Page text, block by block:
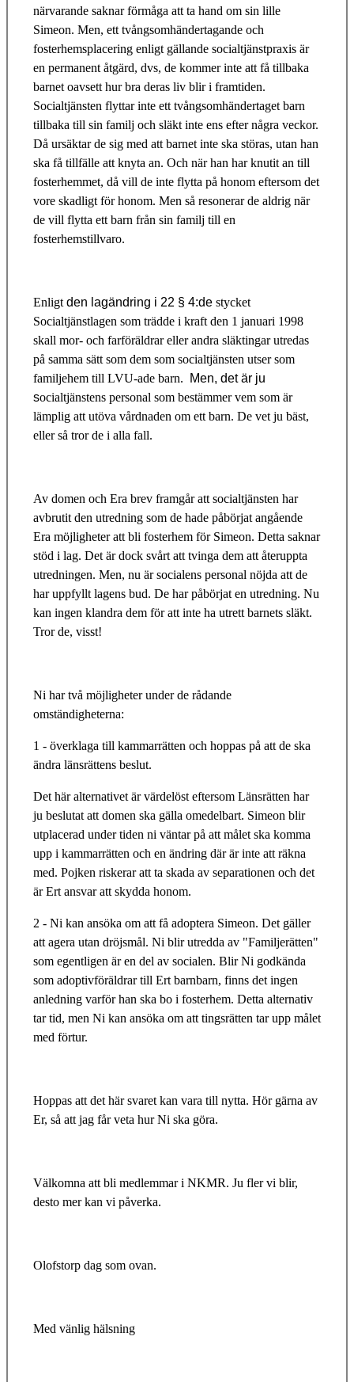
närvarande saknar förmåga att ta hand om sin lille
Simeon. Men, ett tvångsomhändertagande och
fosterhemsplacering enligt gällande socialtjänstpraxis är
en permanent åtgärd, dvs, de kommer inte att få tillbaka
barnet oavsett hur bra deras liv blir i framtiden.
Socialtjänsten flyttar inte ett tvångsomhändertaget barn
tillbaka till sin familj och släkt inte ens efter några veckor.
Då ursäktar de sig med att barnet inte ska störas, utan han
ska få tillfälle att knyta an. Och när han har knutit an till
fosterhemmet, då vill de inte flytta på honom eftersom det
vore skadligt för honom. Men så resonerar de aldrig när
de vill flytta ett barn från sin familj till en
fosterhemstillvaro.
Enligt den lagändring i 22 § 4:de stycket
Socialtjänstlagen som trädde i kraft den 1 januari 1998
skall mor- och farföräldrar eller andra släktingar utredas
på samma sätt som dem som socialtjänsten utser som
familjehem till LVU-ade barn.
Men, det är ju
socialtjänstens personal som bestämmer vem som är
lämplig att utöva vårdnaden om ett barn. De vet ju bäst,
eller så tror de i alla fall.
Av domen och Era brev framgår att socialtjänsten har
avbrutit den utredning som de hade påbörjat angående
Era möjligheter att bli fosterhem för Simeon. Detta saknar
stöd i lag. Det är dock svårt att tvinga dem att återuppta
utredningen. Men, nu är socialens personal nöjda att de
har uppfyllt lagens bud. De har påbörjat en utredning. Nu
kan ingen klandra dem för att inte ha utrett barnets släkt.
Tror de, visst!
Ni har två möjligheter under de rådande
omständigheterna:
1 - överklaga till kammarrätten och hoppas på att de ska
ändra länsrättens beslut.
Det här alternativet är värdelöst eftersom Länsrätten har
ju beslutat att domen ska gälla omedelbart. Simeon blir
utplacerad under tiden ni väntar på att målet ska komma
upp i kammarrätten och en ändring där är inte att räkna
med. Pojken riskerar att ta skada av separationen och det
är Ert ansvar att skydda honom.
2 - Ni kan ansöka om att få adoptera Simeon. Det gäller
att agera utan dröjsmål. Ni blir utredda av "Familjerätten"
som egentligen är en del av socialen. Blir Ni godkända
som adoptivföräldrar till Ert barnbarn, finns det ingen
anledning varför han ska bo i fosterhem. Detta alternativ
tar tid, men Ni kan ansöka om att tingsrätten tar upp målet
med förtur.
Hoppas att det här svaret kan vara till nytta. Hör gärna av
Er, så att jag får veta hur Ni ska göra.
Välkomna att bli medlemmar i NKMR. Ju fler vi blir,
desto mer kan vi påverka.
Olofstorp dag som ovan.
Med vänlig hälsning